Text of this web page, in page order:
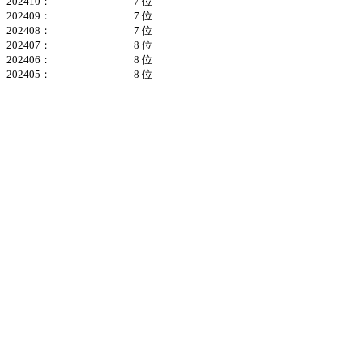
202409：
7 位
202408：
7 位
202407：
8 位
202406：
8 位
202405：
8 位